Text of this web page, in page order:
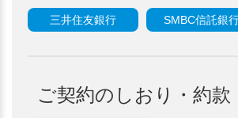
三井住友銀行 SMBC信託銀
ご契約のしおり・約款